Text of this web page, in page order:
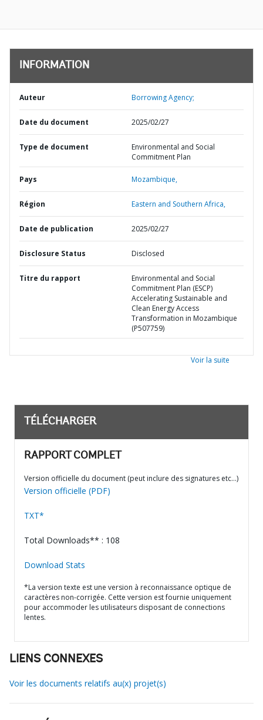
INFORMATION
Auteur Borrowing Agency;
Date du document 2025/02/27
Type de document
Environmental and Social
Commitment Plan
Pays Mozambique,
Région Eastern and Southern Africa,
Date de publication 2025/02/27
Disclosure Status Disclosed
Titre du rapport
Environmental and Social
Commitment Plan (ESCP)
Accelerating Sustainable and
Clean Energy Access
Transformation in Mozambique
(P507759)
Voir la suite
TÉLÉCHARGER
RAPPORT COMPLET
Version officielle du document (peut inclure des signatures etc…)
Version officielle (PDF)
TXT*
Total Downloads** : 108
Download Stats
*La version texte est une version à reconnaissance optique de
caractères non-corrigée. Cette version est fournie uniquement
pour accommoder les utilisateurs disposant de connections
lentes.
LIENS CONNEXES
Voir les documents relatifs au(x) projet(s)